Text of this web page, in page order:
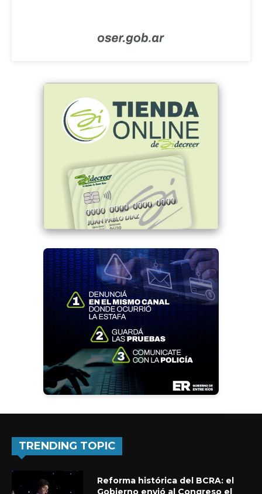
TRENDING TOPIC
Reforma histórica del BCRA: el
Gobierno envió al Congreso el